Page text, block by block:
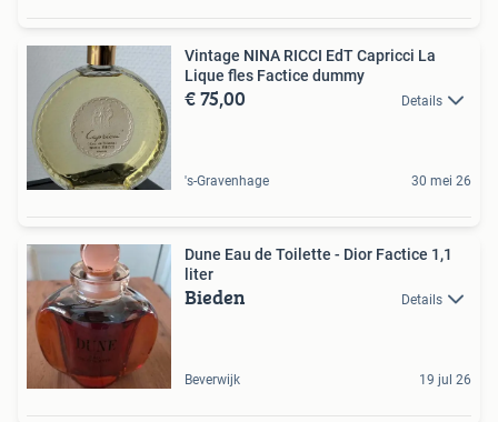
Vintage NINA RICCI EdT Capricci La
Lique fles Factice dummy
€ 75,00 Details
's-Gravenhage 30 mei 26
Dune Eau de Toilette - Dior Factice 1,1
liter
Bieden Details
Beverwijk 19 jul 26